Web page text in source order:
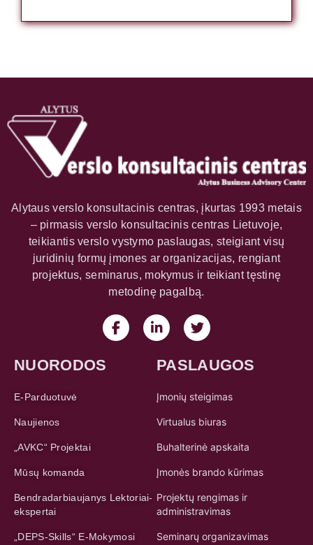
Alytaus verslo konsultacinis centras, įkurtas 1993 metais
– pirmasis verslo konsultacinis centras Lietuvoje,
teikiantis verslo vystymo paslaugas, steigiant visų
juridinių formų įmones ar organizacijas, rengiant
projektus, seminarus, mokymus ir teikiant tęstinę
metodinę pagalbą.
NUORODOS
E-Parduotuvė
Naujienos
„AVKC“ Projektai
Mūsų komanda
Bendradarbiaujanys Lektoriai-
ekspertai
„DEPS-Skills“ E-Mokymosi
PASLAUGOS
Įmonių steigimas
Virtualus biuras
Buhalterinė apskaita
Įmonės brando kūrimas
Projektų rengimas ir
administravimas
Seminarų organizavimas